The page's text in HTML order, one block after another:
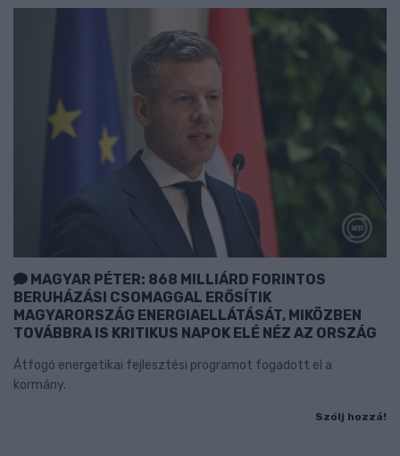
MAGYAR PÉTER: 868 MILLIÁRD FORINTOS
BERUHÁZÁSI CSOMAGGAL ERŐSÍTIK
MAGYARORSZÁG ENERGIAELLÁTÁSÁT, MIKÖZBEN
TOVÁBBRA IS KRITIKUS NAPOK ELÉ NÉZ AZ ORSZÁG
Átfogó energetikai fejlesztési programot fogadott el a
kormány.
Szólj hozzá!